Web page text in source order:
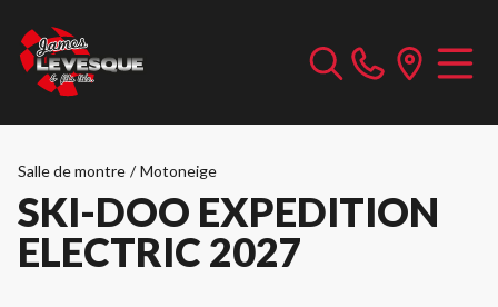
Salle de montre / Motoneige
SKI-DOO EXPEDITION
ELECTRIC 2027